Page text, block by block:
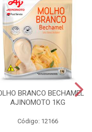
BRANCO BECHAMEL
AJINOMOTO 1KG
Código: 12166